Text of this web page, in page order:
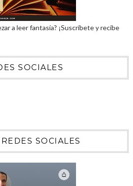
a leer fantasía? ¡Suscríbete y recibe
SOCIALES
SOCIALES